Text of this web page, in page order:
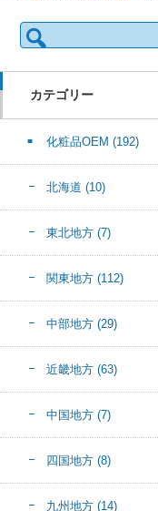
検
索:
カテゴリー
化粧品OEM (192)
北海道 (10)
東北地方 (7)
関東地方 (112)
中部地方 (29)
近畿地方 (63)
中国地方 (7)
四国地方 (8)
九州地方 (14)